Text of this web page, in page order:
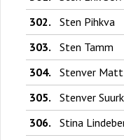
302.
Sten Pihkva
303.
Sten Tamm
304.
Stenver Matt
305.
Stenver
306.
Stina